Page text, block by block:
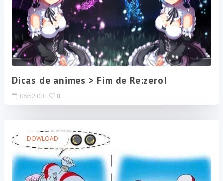
Dicas de animes > Fim de Re:zero!
08:52:00 0
DOWLOAD